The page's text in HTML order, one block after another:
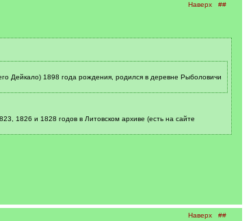
Наверх ##
Дейкало) 1898 года рождения, родился в деревне Рыболовичи
1826 и 1828 годов в Литовском архиве (есть на сайте
Наверх ##